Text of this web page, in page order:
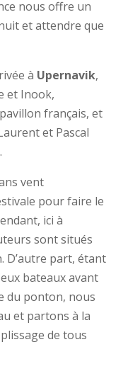
nous offre un
et attendre que
à Upernavik,
et Inook,
français, et
et Pascal
vent
pour faire le
ici à
sont situés
D’autre part, étant
bateaux avant
du ponton, nous
et partons à la
de tous